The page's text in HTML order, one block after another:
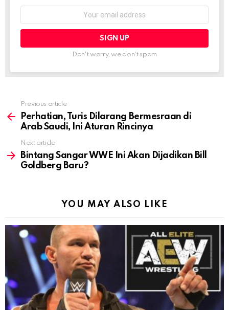
Don't worry, we don't spam
more
Previous article
Perhatian, Turis Dilarang Bermesraan di
Arab Saudi, Ini Aturan Rincinya
Next article
Bintang Sangar WWE Ini Akan Dijadikan Bill
Goldberg Baru?
YOU MAY ALSO LIKE